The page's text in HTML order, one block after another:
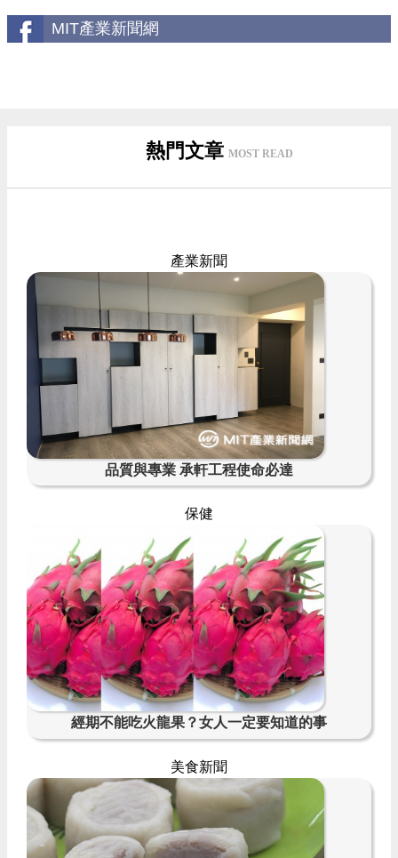
MIT產業新聞網
熱門文章 MOST READ
產業新聞
品質與專業 承軒工程使命必達
保健
經期不能吃火龍果？女人一定要知道的事
美食新聞